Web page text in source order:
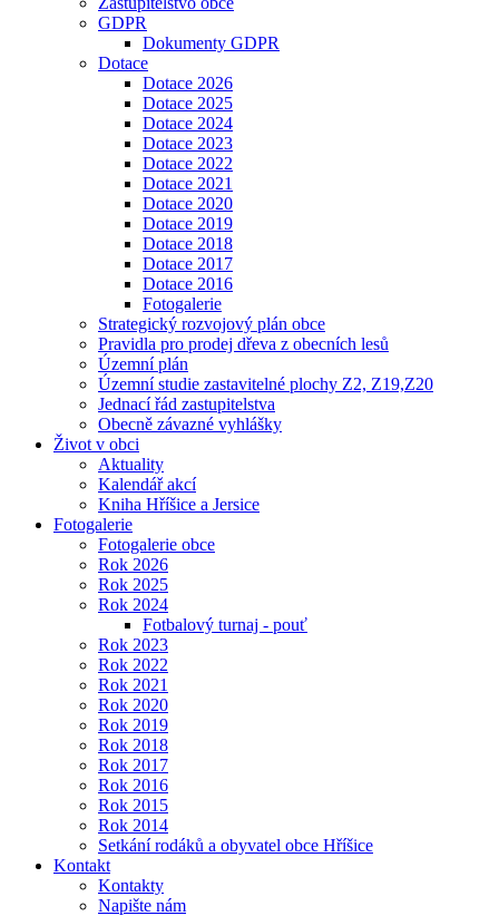
GDPR
Dokumenty GDPR
Dotace
Dotace 2026
Dotace 2025
Dotace 2024
Dotace 2023
Dotace 2022
Dotace 2021
Dotace 2020
Dotace 2019
Dotace 2018
Dotace 2017
Dotace 2016
Fotogalerie
Strategický rozvojový plán obce
Pravidla pro prodej dřeva z obecních lesů
Územní plán
Územní studie zastavitelné plochy Z2, Z19,Z20
Jednací řád zastupitelstva
Obecně závazné vyhlášky
Život v obci
Aktuality
Kalendář akcí
Kniha Hříšice a Jersice
Fotogalerie
Fotogalerie obce
Rok 2026
Rok 2025
Rok 2024
Fotbalový turnaj - pouť
Rok 2023
Rok 2022
Rok 2021
Rok 2020
Rok 2019
Rok 2018
Rok 2017
Rok 2016
Rok 2015
Rok 2014
Setkání rodáků a obyvatel obce Hříšice
Kontakt
Kontakty
Napište nám